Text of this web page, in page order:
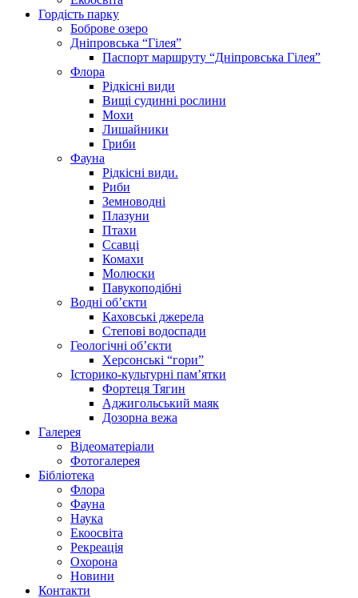
Гордість парку
Боброве озеро
Дніпровська “Гілея”
Паспорт маршруту “Дніпровська Гілея”
Флора
Рідкісні види
Вищі судинні рослини
Мохи
Лишайники
Гриби
Фауна
Рідкісні види.
Риби
Земноводні
Плазуни
Птахи
Ссавці
Комахи
Молюски
Павукоподібні
Водні об’єкти
Каховські джерела
Степові водоспади
Геологічні об’єкти
Херсонські “гори”
Історико-культурні пам’ятки
Фортеця Тягин
Аджигольський маяк
Дозорна вежа
Галерея
Відеоматеріали
Фотогалерея
Бібліотека
Флора
Фауна
Наука
Екоосвіта
Рекреація
Охорона
Новини
Контакти